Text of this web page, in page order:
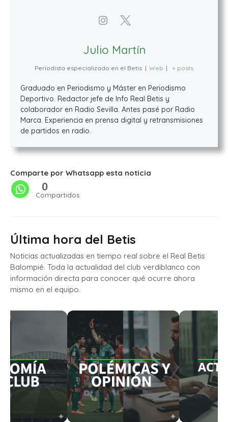
Julio Martín
Periodista especializado en el Betis | Web | + posts
Graduado en Periodismo y Máster en Periodismo
Deportivo. Redactor jefe de Info Real Betis y
colaborador en Radio Sevilla. Antes pasé por Radio
Marca. Experiencia en prensa digital y retransmisiones
de partidos en radio.
Comparte por Whatsapp esta noticia
0
Compartidos
Última hora del Betis
Noticias actualizadas en tiempo real sobre el Real Betis
Balompié. Toda la actualidad del club verdiblanco con
información directa para conocer qué ocurre ahora
mismo en el equipo.